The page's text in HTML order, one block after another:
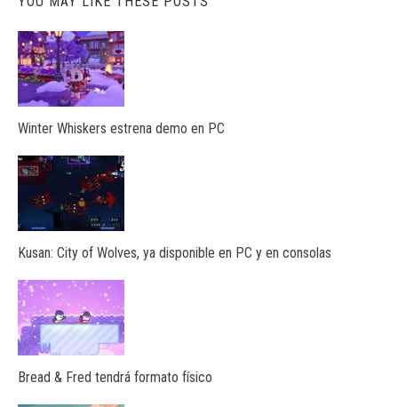
Winter Whiskers estrena demo en PC
Kusan: City of Wolves, ya disponible en PC y en consolas
Bread & Fred tendrá formato físico